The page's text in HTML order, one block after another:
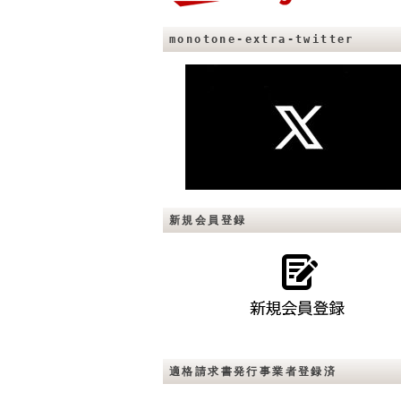
monotone-extra-twitter
新規会員登録
適格請求書発行事業者登録済